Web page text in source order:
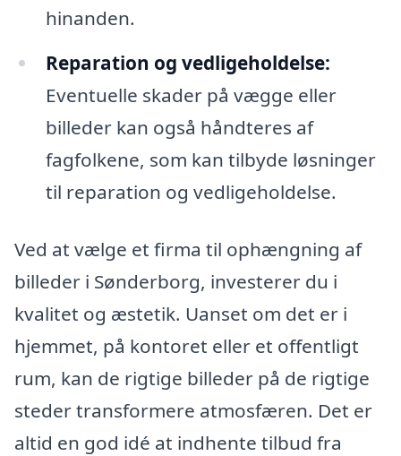
hinanden.
Reparation og vedligeholdelse:
Eventuelle skader på vægge eller
billeder kan også håndteres af
fagfolkene, som kan tilbyde løsninger
til reparation og vedligeholdelse.
Ved at vælge et firma til ophængning af
billeder i Sønderborg, investerer du i
kvalitet og æstetik. Uanset om det er i
hjemmet, på kontoret eller et offentligt
rum, kan de rigtige billeder på de rigtige
steder transformere atmosfæren. Det er
altid en god idé at indhente tilbud fra